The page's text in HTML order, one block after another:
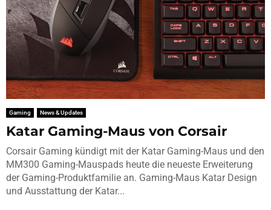
Gaming News & Updates
Katar Gaming-Maus von Corsair
Corsair Gaming kündigt mit der Katar Gaming-Maus und den
MM300 Gaming-Mauspads heute die neueste Erweiterung
der Gaming-Produktfamilie an. Gaming-Maus Katar Design
und Ausstattung der Katar...